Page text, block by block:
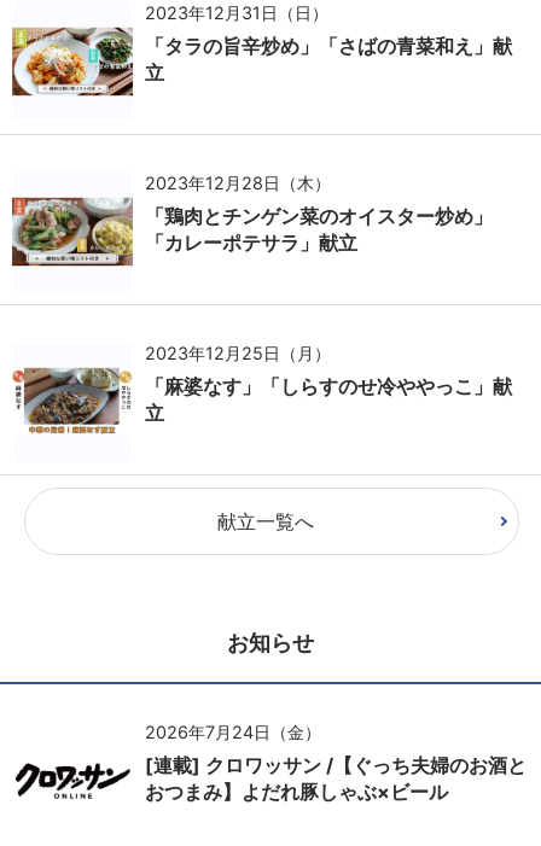
2023年12月31日（日）
「タラの旨辛炒め」「さばの青菜和え」献
立
2023年12月28日（木）
「鶏肉とチンゲン菜のオイスター炒め」
「カレーポテサラ」献立
2023年12月25日（月）
「麻婆なす」「しらすのせ冷ややっこ」献
立
献立一覧へ
お知らせ
2026年7月24日（金）
[連載] クロワッサン /【ぐっち夫婦のお酒と
おつまみ】よだれ豚しゃぶ×ビール